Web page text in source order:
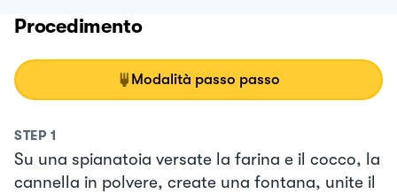
Procedimento
Modalità passo passo
STEP 1
Su una spianatoia versate la farina e il cocco, la
cannella in polvere, create una fontana, unite il